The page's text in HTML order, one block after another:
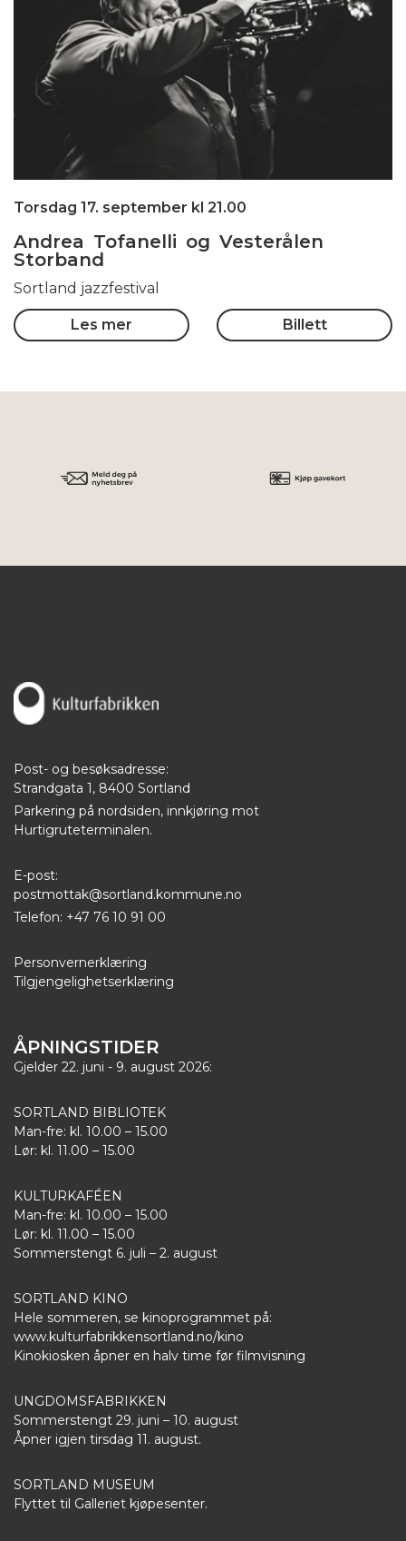
Torsdag 17. september kl 21.00
Andrea Tofanelli og Vesterålen
Storband
Sortland jazzfestival
Les mer Billett
Post- og besøksadresse:
Strandgata 1, 8400 Sortland
Parkering på nordsiden, innkjøring mot
Hurtigruteterminalen.
E-post:
postmottak@sortland.kommune.no
Telefon: +47 76 10 91 00
Personvernerklæring
Tilgjengelighetserklæring
ÅPNINGSTIDER
Gjelder 22. juni - 9. august 2026:
SORTLAND BIBLIOTEK
Man-fre: kl. 10.00 – 15.00
Lør: kl. 11.00 – 15.00
KULTURKAFÉEN
Man-fre: kl. 10.00 – 15.00
Lør: kl. 11.00 – 15.00
Sommerstengt 6. juli – 2. august
SORTLAND KINO
Hele sommeren, se kinoprogrammet på:
www.kulturfabrikkensortland.no/kino
Kinokiosken åpner en halv time før filmvisning
UNGDOMSFABRIKKEN
Sommerstengt 29. juni – 10. august
Åpner igjen tirsdag 11. august.
SORTLAND MUSEUM
Flyttet til Galleriet kjøpesenter.